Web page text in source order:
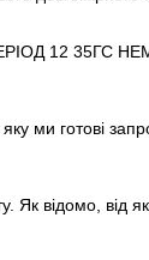
12 35ГС
ми готові
відомо, від